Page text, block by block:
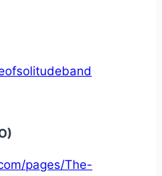
pages/The-